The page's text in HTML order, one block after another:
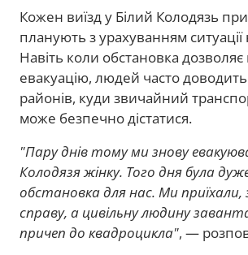
Кожен виїзд у Білий Колодязь
планують з урахуванням ситуації
Навіть коли обстановка
евакуацію, людей часто
районів, куди звичайний
може безпечно дістатися.
"Пару днів тому ми знову
Колодязя жінку. Того дня була
обстановка для нас. Ми приїхали,
справу, а цивільну людину
причеп до квадроцикла", —